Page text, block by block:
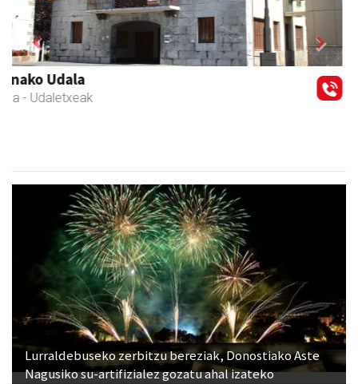
Zabala bitxitegia
Andoain - Bitxitegiak
Previous Next
Lurraldebuseko zerbitzu bereziak, Donostiako Aste
Nagusiko su-artifizialez gozatu ahal izateko